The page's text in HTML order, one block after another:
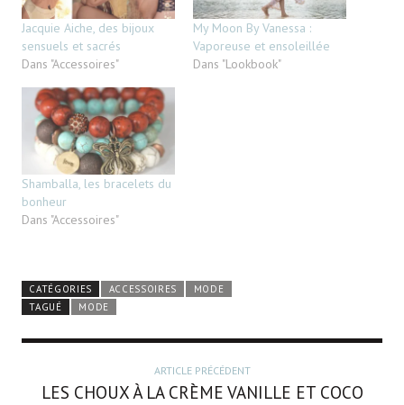
Jacquie Aiche, des bijoux
sensuels et sacrés
Dans "Accessoires"
My Moon By Vanessa :
Vaporeuse et ensoleillée
Dans "Lookbook"
Shamballa, les bracelets du
bonheur
Dans "Accessoires"
CATÉGORIES ACCESSOIRES
MODE
TAGUÉ
MODE
ARTICLE PRÉCÉDENT
LES CHOUX À LA CRÈME VANILLE ET COCO